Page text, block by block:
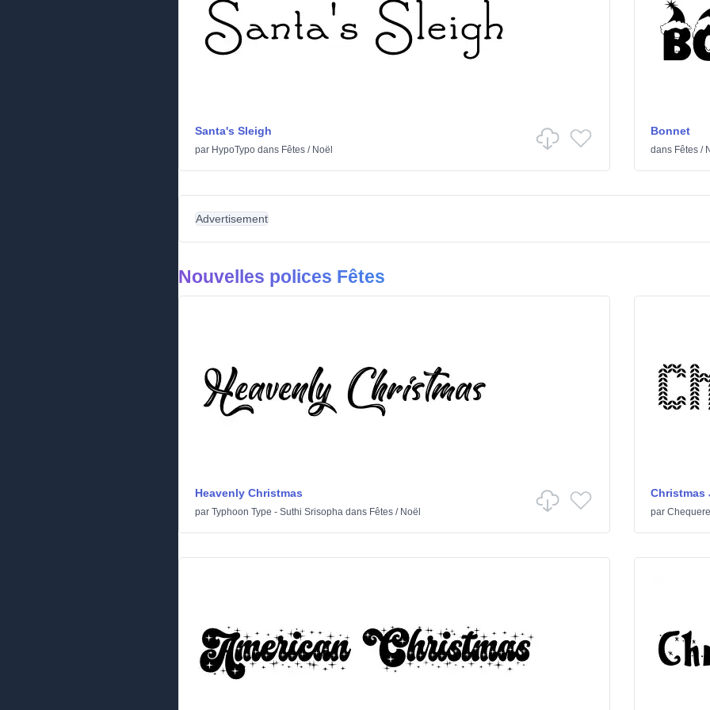
Santa's Sleigh
par HypoTypo dans Fêtes / Noël
Bonnet
dans Fêtes/
Advertisement
Nouvelles polices Fêtes
Heavenly Christmas
par Typhoon Type - Suthi Srisopha dans Fêtes / Noël
Christmas
par